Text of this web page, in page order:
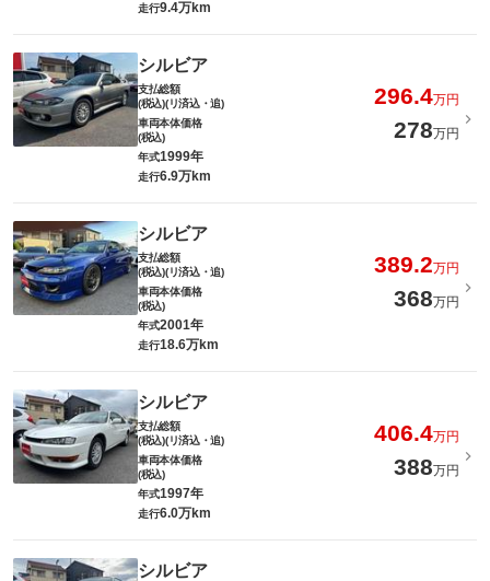
走行9.4万km
シルビア
支払総額
(税込)(リ済込・追)
296.4万円
車両本体価格
(税込)
278万円
年式1999年
走行6.9万km
シルビア
支払総額
(税込)(リ済込・追)
389.2万円
車両本体価格
(税込)
368万円
年式2001年
走行18.6万km
シルビア
支払総額
(税込)(リ済込・追)
406.4万円
車両本体価格
(税込)
388万円
年式1997年
走行6.0万km
シルビア